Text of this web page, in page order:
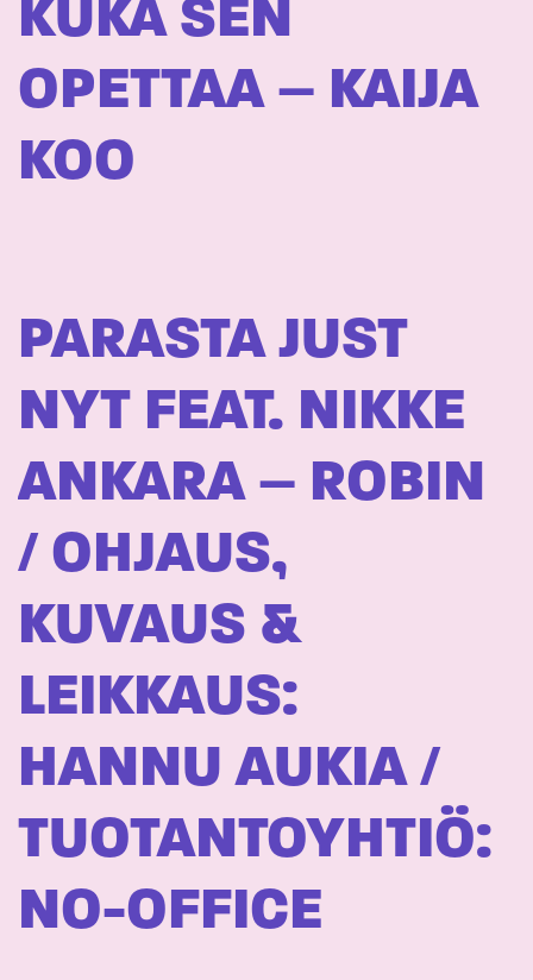
KUKA SEN
OPETTAA – KAIJA
KOO
PARASTA JUST
NYT FEAT. NIKKE
ANKARA – ROBIN
/ OHJAUS,
KUVAUS &
LEIKKAUS:
HANNU AUKIA /
TUOTANTOYHTIÖ:
NO-OFFICE